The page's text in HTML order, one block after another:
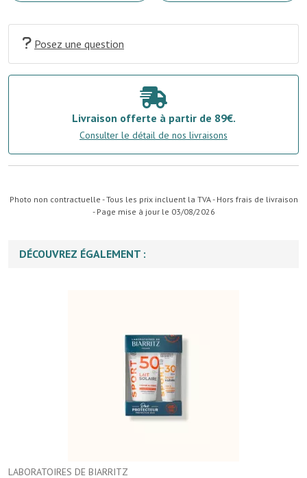
Posez une question
Livraison offerte à partir de 89€.
Consulter le détail de nos livraisons
Photo non contractuelle - Tous les prix incluent la TVA - Hors frais de livraison
- Page mise à jour le 03/08/2026
DÉCOUVREZ ÉGALEMENT :
LABORATOIRES DE BIARRITZ